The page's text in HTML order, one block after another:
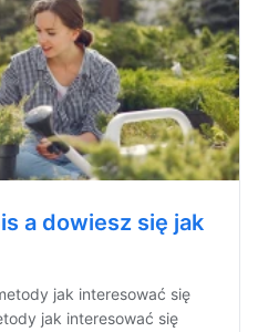
a dowiesz się jak
jak interesować się
jak interesować się